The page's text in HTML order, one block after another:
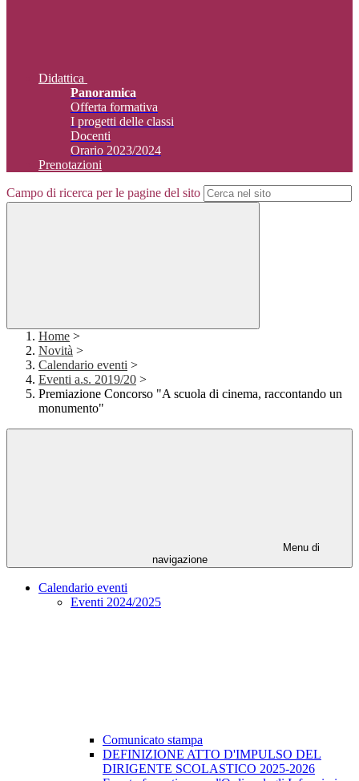
Didattica
Panoramica
Offerta formativa
I progetti delle classi
Docenti
Orario 2023/2024
Prenotazioni
Campo di ricerca per le pagine del sito
Home >
Novità >
Calendario eventi >
Eventi a.s. 2019/20 >
Premiazione Concorso "A scuola di cinema, raccontando un
monumento"
Menu di
navigazione
Calendario eventi
Eventi 2024/2025
Comunicato stampa
DEFINIZIONE ATTO D'IMPULSO DEL
DIRIGENTE SCOLASTICO 2025-2026